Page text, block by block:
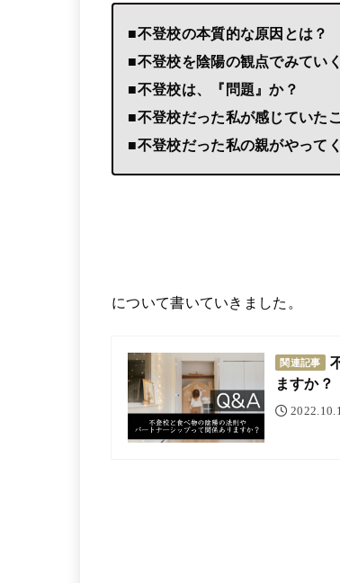
■不登校の本質的な原因とは？
■不登校を陰陽の観点でみてい
■不登校は、『問題』か？
■不登校だった私が感じていた
■不登校だった私の親がやって
について書いていきました。
関連記事
ますか？